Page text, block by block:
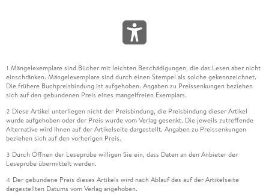
1 Mängelexemplare sind Bücher mit leichten Beschädigungen, die das Lesen aber nicht
einschränken. Mängelexemplare sind durch einen Stempel als solche gekennzeichnet.
Die frühere Buchpreisbindung ist aufgehoben. Angaben zu Preissenkungen beziehen
sich auf den gebundenen Preis eines mangelfreien Exemplars.
2 Diese Artikel unterliegen nicht der Preisbindung, die Preisbindung dieser Artikel
wurde aufgehoben oder der Preis wurde vom Verlag gesenkt. Die jeweils zutreffende
Alternative wird Ihnen auf der Artikelseite dargestellt. Angaben zu Preissenkungen
beziehen sich auf den vorherigen Preis.
3 Durch Öffnen der Leseprobe willigen Sie ein, dass Daten an den Anbieter der
Leseprobe übermittelt werden.
4 Der gebundene Preis dieses Artikels wird nach Ablauf des auf der Artikelseite
dargestellten Datums vom Verlag angehoben.